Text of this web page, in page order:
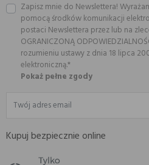
Zapisz mnie do Newslettera!
pomocą środków komunikacji
postaci Newslettera przez lub na
OGRANICZONĄ
rozumieniu ustawy z dnia 18 lipca
elektroniczną.*
Pokaż pełne zgody
Kupuj bezpiecznie online